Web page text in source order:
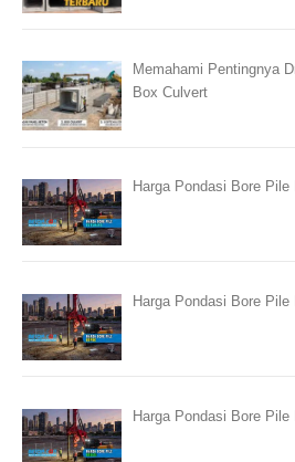
Memahami Pentingnya
Box Culvert
Harga Pondasi Bore Pile
Harga Pondasi Bore Pile
Harga Pondasi Bore